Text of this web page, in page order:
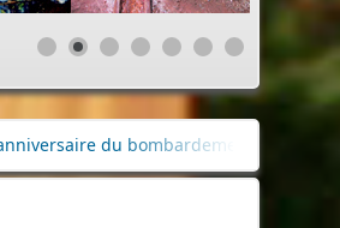
de la raffinerie de pétrole